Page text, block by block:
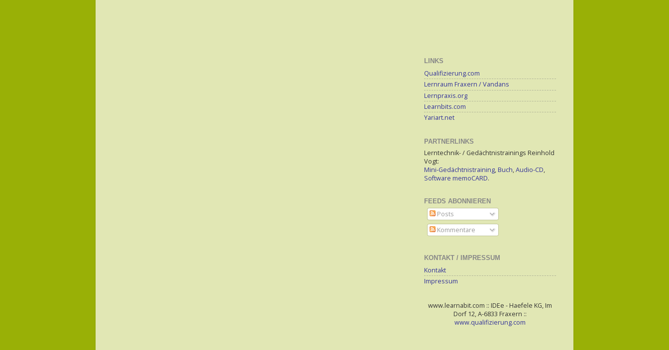
LINKS
Qualifizierung.com
Lernraum Fraxern / Vandans
Lernpraxis.org
Learnbits.com
Yariart.net
PARTNERLINKS
Lerntechnik- / Gedächtnistrainings Reinhold
Vogt:
Mini-Gedächtnistraining, Buch,Audio-CD,
Software memoCARD.
FEEDS ABONNIEREN
Posts
Kommentare
KONTAKT / IMPRESSUM
Kontakt
Impressum
www.learnabit.com :: IDEe - Haefele KG, Im
Dorf 12, A-6833 Fraxern ::
www.qualifizierung.com